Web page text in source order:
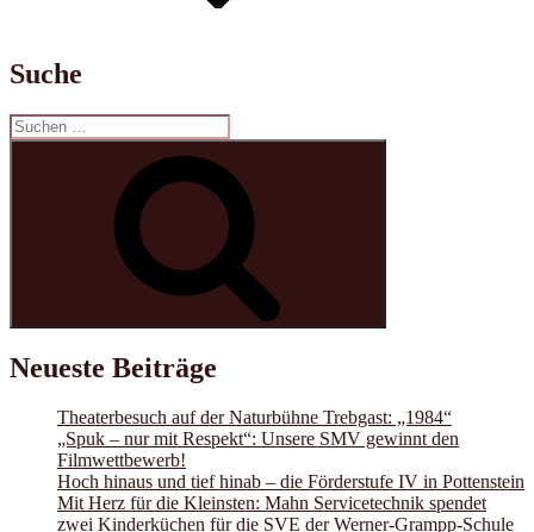
Suche
Suchen
nach:
Neueste Beiträge
Theaterbesuch auf der Naturbühne Trebgast: „1984“
„Spuk – nur mit Respekt“: Unsere SMV gewinnt den
Filmwettbewerb!
Hoch hinaus und tief hinab – die Förderstufe IV in Pottenstein
Mit Herz für die Kleinsten: Mahn Servicetechnik spendet
zwei Kinderküchen für die SVE der Werner-Grampp-Schule